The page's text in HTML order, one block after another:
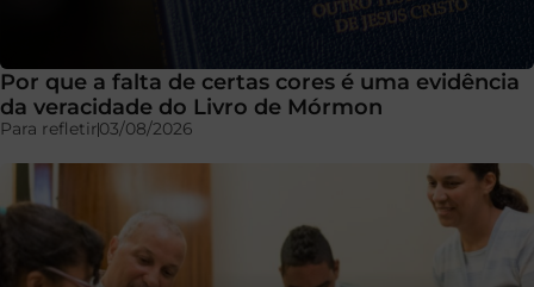
Por que a falta de certas cores é uma evidência
da veracidade do Livro de Mórmon
Para refletir03/08/2026